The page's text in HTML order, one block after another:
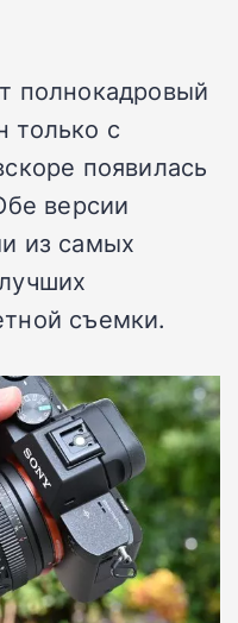
полнокадровый
только с
появилась
версии
из самых
съемки.